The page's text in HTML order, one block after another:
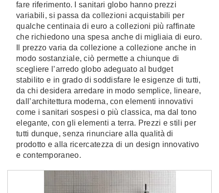
fare riferimento. I sanitari globo hanno prezzi
variabili, si passa da collezioni acquistabili per
qualche centinaia di euro a collezioni più raffinate
che richiedono una spesa anche di migliaia di euro.
Il prezzo varia da collezione a collezione anche in
modo sostanziale, ciò permette a chiunque di
scegliere l’arredo globo adeguato al budget
stabilito e in grado di soddisfare le esigenze di tutti,
da chi desidera arredare in modo semplice, lineare,
dall’architettura moderna, con elementi innovativi
come i sanitari sospesi o più classica, ma dal tono
elegante, con gli elementi a terra. Prezzi e stili per
tutti dunque, senza rinunciare alla qualità di
prodotto e alla ricercatezza di un design innovativo
e contemporaneo.